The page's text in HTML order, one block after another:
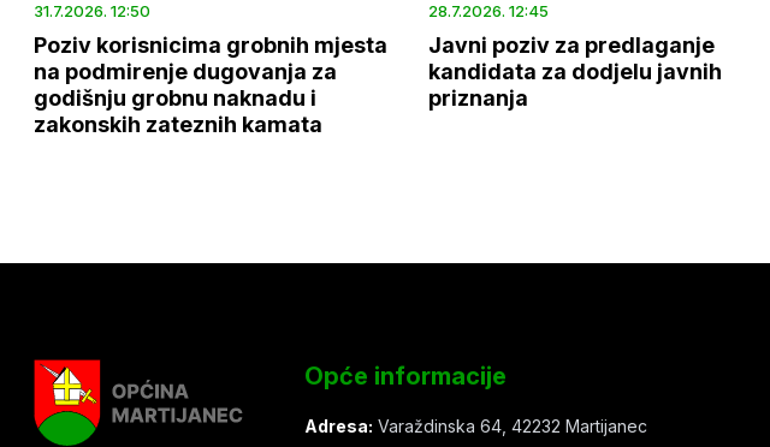
31.7.2026. 12:50
Poziv korisnicima grobnih mjesta
na podmirenje dugovanja za
godišnju grobnu naknadu i
zakonskih zateznih kamata
28.7.2026. 12:45
Javni poziv za predlaganje
kandidata za dodjelu javnih
priznanja
Opće informacije
Adresa: Varaždinska 64, 42232 Martijanec